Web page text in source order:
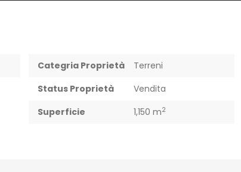
Categria Proprietà
Terreni
Status Proprietà
Vendita
Superficie
1,150 m2